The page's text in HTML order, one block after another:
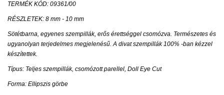
TERMÉK KÓD: 09361/00
RÉSZLETEK: 8 mm - 10 mm
Sötétbarna, egyenes szempillák, erős érettséggel csomózva. Természetes és
ugyanolyan terjedelmes megjelenésű. A divat szempillák 100% -ban kézzel
készítettek.
Típus: Teljes szempillák, csomózott parellel, Doll Eye Cut
Forma: Ellipszis görbe